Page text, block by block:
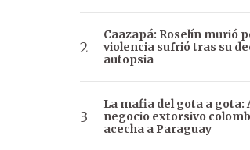
Caazapá: Roselín murió
violencia sufrió tras su
autopsia
La mafia del gota a gota:
negocio extorsivo
acecha a Paraguay